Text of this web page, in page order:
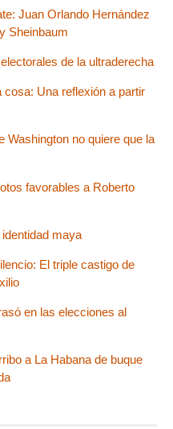
Juan Orlando Hernández
Sheinbaum
de la ultraderecha
Una reflexión a partir
Washington no quiere que la
favorables a Roberto
maya
El triple castigo de
en las elecciones al
a La Habana de buque